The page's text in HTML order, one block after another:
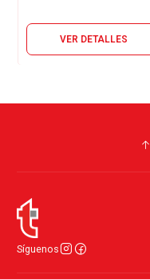
VER DETALLES
Síguenos